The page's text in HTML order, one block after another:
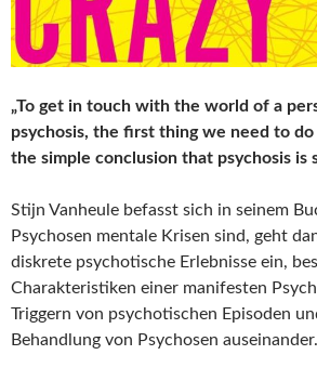
„To get in touch with the world of a
psychosis, the first thing we need to
the simple conclusion that psychosis is
Stijn Vanheule befasst sich in seinem
Psychosen mentale Krisen sind, geht
diskrete psychotische Erlebnisse ein,
Charakteristiken einer manifesten
Triggern von psychotischen Episoden
Behandlung von Psychosen auseinander.